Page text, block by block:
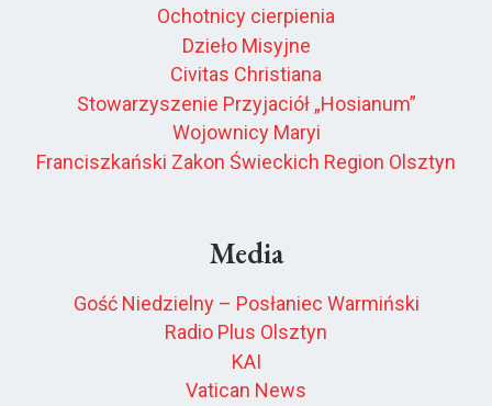
Ochotnicy cierpienia
Dzieło Misyjne
Civitas Christiana
Stowarzyszenie Przyjaciół „Hosianum”
Wojownicy Maryi
Franciszkański Zakon Świeckich Region Olsztyn
Media
Gość Niedzielny – Posłaniec Warmiński
Radio Plus Olsztyn
KAI
Vatican News